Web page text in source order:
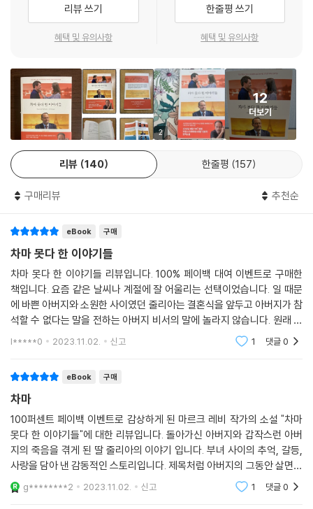
눈꺼풀이 스르르 올라갔다. 이제 밀랍인형은 더 이상 인형이 아니었다. 얼
굴에 미소를 띤 채, 인형 아닌 인형이 아버지의 목소리로 물었다.
“벌써 내가 그리워진 거니?” _본문 중에서
로맨틱 세계와 환상적 세계의 만남!
감동과 서스펜스, 환상과 유머로 가득한 모험
결혼식 며칠 전, 줄리아는 아버지의 개인비서로부터 전화 한 통을 받는다.
이미 예상하고 있었듯이 성공한 사업가이자 늘 멀기만 한 아버지 안토니
왈슈가 그녀의 결혼식에 참석할 수 없다는 것. 하지만 이번에는 그의 불참
을 나무랄 수가 없다. 아버지 안토니 왈슈가 죽었다는 소식이었으므로. 그
런데 장례식 다음 날 줄리아는 뜻밖의 놀라운 일을 경험하게 되고, 그녀의
했던 말들을 나눌 수 있는 기회와 함께…….
내가 항상 네 옆에 있어주지 않았다고 날 나무랐지? 그럼 자식들이 떠나는
날 부모의 마음이 어떤지는 알고 있니? 이렇게 헤어지는 것이 어떤 기분이
라는 걸 알고 있니? 내가 설명해주마. 부모들은 자식이 떠나는 모습을 문턱
에서 멍청하게 바라볼 뿐이야. (…) 이젠 오지도 않는 잠을 청해야 하는 때
가 온 것이지. 떠난 자식은 돌아오지 않으니 말이야. 알겠니, 줄리아? 하지
만 그 어떤 아버지도, 또 그 어떤 어머니도 덕을 보자고 자식을 키우는 것이
사랑하니까 말이다. _본문 중에서
세상의 모든 자식은 부모로부터 무언가 부족함을 느끼고, 반대로 세상의
모든 부모는 자식들로부터 또 무언가 부족함을 느낀다. 인터넷이나 스마트
폰을 통해 아주 먼 곳에 있는 사람과도 대화를 나누지만, 정작 자기 주변에
있는 사람들과는 중요한 얘기를 하지 않고 잊고 사는 것이 사실이다. 그렇
게 항상 잊고 지내다가, 우리는 정말 위급해진 마지막 순간에야 그 소중함
을 깨닫는다.
- 뉴스 전문 방송 LCI
부추기고, 가슴을 설레게 하는 이 작품은 역사 속의 중요한 사건을 다룸과
동시에 모든 이야기를 톡톡 튀는 뉴욕의 로맨틱 코미디 분위기로 담아냈
다.
- 르 마탱
가슴속에 숨겨놓은 감정들, 어린 시절의 아픔, 부드러운 미소를 짓게 하는
유머, 우정의 힘, 그리고 진정한 서스펜스…… 마르크 레비는 실제 등장인
도로 다정하다.
- 텔레 7 주르
리뷰 쓰기
혜택 및 유의사항
한줄평 쓰기
혜택 및 유의사항
2
12
더보기
리뷰 140 한줄평 157
구매리뷰 추천순
eBook 구매
차마 못다 한 이야기들
차마 못다 한 이야기들 리뷰입니다. 100% 페이백 대여 이벤트로 구매한
책입니다. 요즘 같은 날씨나 계절에 잘 어울리는 선택이었습니다. 일 때문
에 바쁜 아버지와 소원한 사이였던 줄리아는 결혼식을 앞두고 아버지가 참
석할 수 없다는 말을 전하는 아버지 비서의 말에 놀라지 않습니다. 원래 그
런 분이었으니 기대도 실망도 없는 거죠. 그런데 비서의 말에 따르면 불참
l*****0 2023.11.02. 신고 1 댓글0
eBook 구매
차마
100퍼센트 페이백 이벤트로 감상하게 된 마르크 레비 작가의 소설 "차마
못다 한 이야기들"에 대한 리뷰입니다. 돌아가신 아버지와 갑작스런 아버
지의 죽음을 겪게 된 딸 줄리아의 이야기 입니다. 부녀 사이의 추억, 갈등,
사랑을 담아 낸 감동적인 스토리입니다. 제목처럼 아버지의 그동안 살면서
딸에게 못 다한 이야기들이 하나하나 풀려가는 것을 읽고 있으면 감동적입
니다. 추천합
g********2 2023.11.02. 신고 1 댓글0